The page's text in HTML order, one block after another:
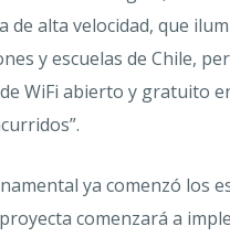
de alta velocidad, que
y escuelas de Chile,
WiFi abierto y gratuito
ya comenzó los
comenzará a